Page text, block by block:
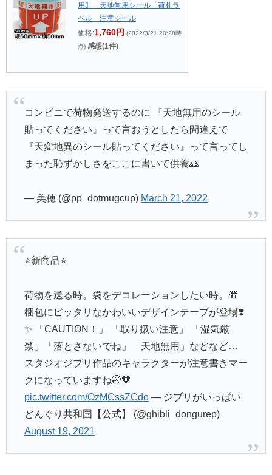
用】 天地無用シール 荷札ラ
ベル 注意シール
価格:1,760円 (2022/3/21 20:28時
点) 感想(1件)
コンビニで荷物発送するのに 『天地無用のシール
貼ってください』って言おうとしたら間違えて
『天変地異のシール貼ってください』って言ってし
まった恥ずかしさをここに書いて供養🙏
— 美穂 (@pp_dotmugcup) March 21, 2022
⭐️新商品⭐️
荷物を送る時。袋をデコレーションしたい時。🎁
梱包にピッタリなかわいいデザインテープが登場❣️
✨ 「CAUTION！」 「取り扱い注意」 「湿気厳
禁」「落とさないでね」「天地無用」などなど…
スタジオジブリ作品のキャラクターが注意書きマー
クになっていますね🤭🧡
pic.twitter.com/OzMCssZCdo— ジブリがいっぱい
どんぐり共和国【公式】 (@ghibli_dongurep)
August 19, 2021